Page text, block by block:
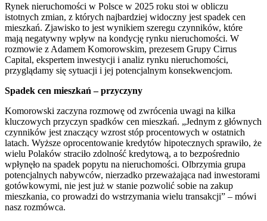
Rynek nieruchomości w Polsce w 2025 roku stoi w obliczu
istotnych zmian, z których najbardziej widoczny jest spadek cen
mieszkań. Zjawisko to jest wynikiem szeregu czynników, które
mają negatywny wpływ na kondycję rynku nieruchomości. W
rozmowie z Adamem Komorowskim, prezesem Grupy Cirrus
Capital, ekspertem inwestycji i analiz rynku nieruchomości,
przyglądamy się sytuacji i jej potencjalnym konsekwencjom.
Spadek cen mieszkań – przyczyny
Komorowski zaczyna rozmowę od zwrócenia uwagi na kilka
kluczowych przyczyn spadków cen mieszkań. „Jednym z głównych
czynników jest znaczący wzrost stóp procentowych w ostatnich
latach. Wyższe oprocentowanie kredytów hipotecznych sprawiło, że
wielu Polaków straciło zdolność kredytową, a to bezpośrednio
wpłynęło na spadek popytu na nieruchomości. Olbrzymia grupa
potencjalnych nabywców, nierzadko przeważająca nad inwestorami
gotówkowymi, nie jest już w stanie pozwolić sobie na zakup
mieszkania, co prowadzi do wstrzymania wielu transakcji” – mówi
nasz rozmówca.